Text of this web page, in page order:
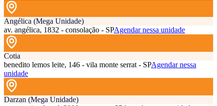
Angélica (Mega Unidade)
av. angélica, 1832 - consolação - SPAgendar nessa unidade
Cotia
benedito lemos leite, 146 - vila monte serrat - SPAgendar nessa
unidade
Darzan (Mega Unidade)